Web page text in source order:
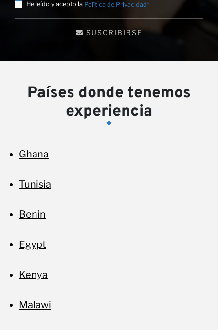
He leído y acepto la Política de Privacidad*
SUSCRIBIRSE
Países donde tenemos
experiencia
Ghana
Tunisia
Benin
Egypt
Kenya
Malawi